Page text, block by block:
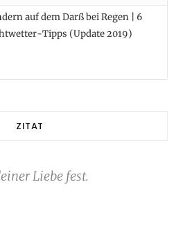
auf dem Darß bei Regen | 6
Tipps (Update 2019)
ZITAT
Liebe fest.